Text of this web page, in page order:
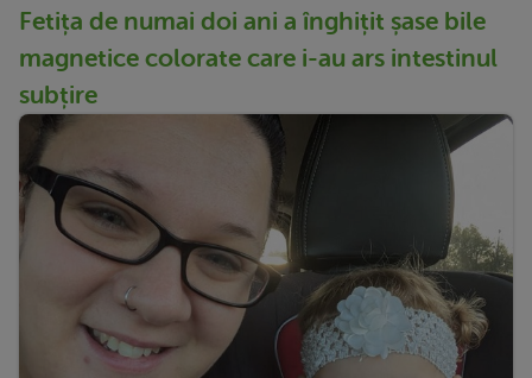
Fetița de numai doi ani a înghițit șase bile
magnetice colorate care i-au ars intestinul
subțire